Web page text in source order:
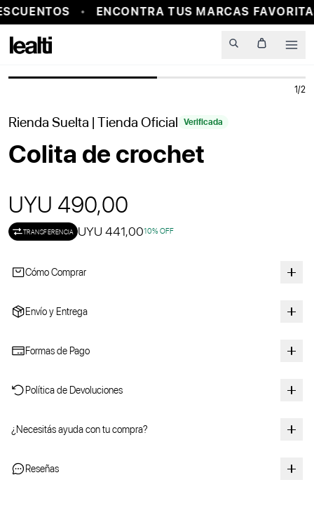
ENCONTRA TUS MARCAS
PROBADOR VIRTUAL
1/2
Rienda Suelta | Tienda Oficial Verificada
Colita de crochet
UYU 490,00
TRANSFERENCIA UYU 441,0010% OFF
Cómo Comprar
Envío y Entrega
Formas de Pago
Política de Devoluciones
¿Necesitás ayuda con tu compra?
Reseñas